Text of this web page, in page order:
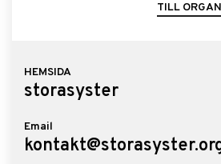
HEMSIDA
storasyster
Email
TILL